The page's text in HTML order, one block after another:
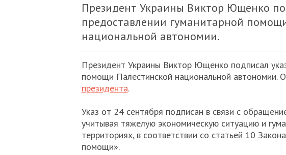
Президент Украины Виктор Ющенко
предоставлении гуманитарной
национальной автономии.
Президент Украины Виктор Ющенко подписал
помощи Палестинской национальной автономии.
президента.
Указ от 24 сентября подписан в связи с
учитывая тяжелую экономическую ситуацию и
территориях, в соответствии со статьей 10
помощи».